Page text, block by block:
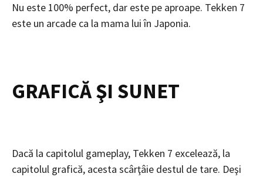
Nu este 100% perfect, dar este pe aproape. Tekken 7
este un arcade ca la mama lui în Japonia.
GRAFICĂ ŞI SUNET
Dacă la capitolul gameplay, Tekken 7 excelează, la
capitolul grafică, acesta scârţâie destul de tare. Deşi